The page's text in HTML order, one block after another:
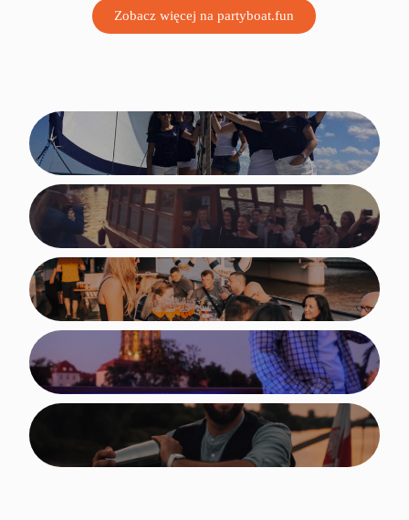
Zobacz więcej na partyboat.fun